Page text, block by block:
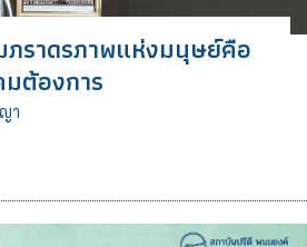
ภราดรภาพแห่งมนุษย์คือ
ต้องการ
า